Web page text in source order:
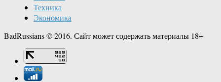
Техника
Экономика
BadRussians © 2016. Сайт может содержать материалы 18+